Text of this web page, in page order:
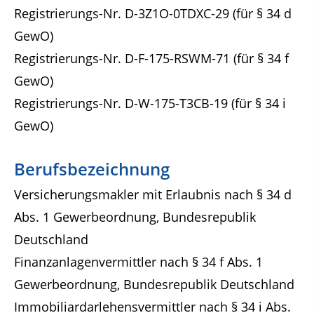
Registrierungs-Nr. D-3Z1O-0TDXC-29 (für § 34 d
GewO)
Registrierungs-Nr. D-F-175-RSWM-71 (für § 34 f
GewO)
Registrierungs-Nr. D-W-175-T3CB-19 (für § 34 i
GewO)
Berufsbezeichnung
Versicherungsmakler mit Erlaubnis nach § 34 d
Abs. 1 Gewerbeordnung, Bundesrepublik
Deutschland
Finanzanlagenvermittler nach § 34 f Abs. 1
Gewerbeordnung, Bundesrepublik Deutschland
Immobiliardarlehensvermittler nach § 34 i Abs.